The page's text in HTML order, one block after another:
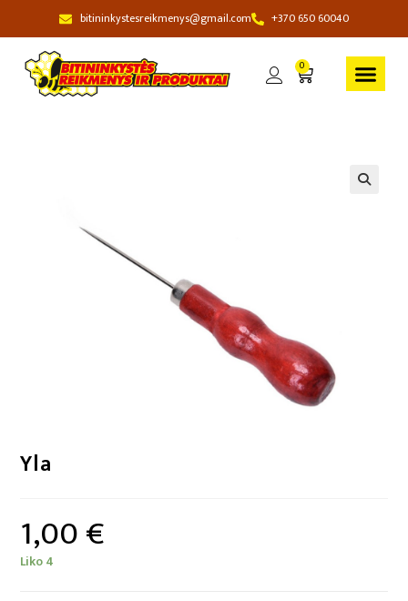
bitininkystesreikmenys@gmail.com +370 650 60040
0
Yla
1,00€
Liko 4